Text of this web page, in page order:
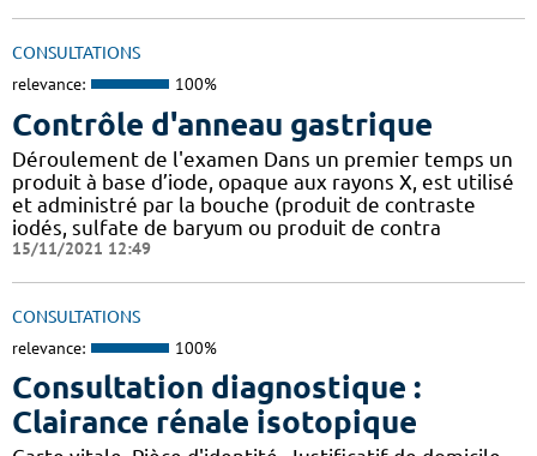
CONSULTATIONS
relevance: 100%
Contrôle d'anneau gastrique
Déroulement de l'examen Dans un premier temps un
produit à base d’iode, opaque aux rayons X, est utilisé
et administré par la bouche (produit de contraste
iodés, sulfate de baryum ou produit de contra
15/11/2021 12:49
CONSULTATIONS
relevance: 100%
Consultation diagnostique :
Clairance rénale isotopique